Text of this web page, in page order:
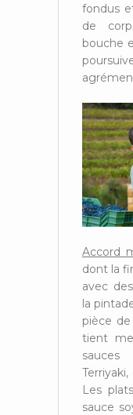
fondus
de
bouche
Accord
dont la
avec
la
pièce
tient
sauces
Les
sauce